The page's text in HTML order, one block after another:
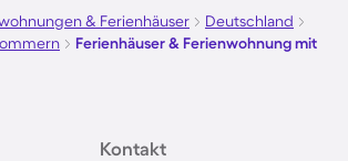
Ferienwohnung mit Hund auf
Ferienwohnung mit Hund am
& Ferienhäuser
Deutschland
Ferienhäuser & Ferienwohnung mit
Kontakt